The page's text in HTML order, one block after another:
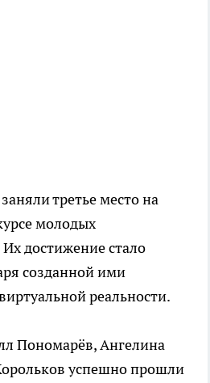
третье место на
молодых
достижение стало
созданной ими
реальности.
Пономарёв, Ангелина
успешно прошли